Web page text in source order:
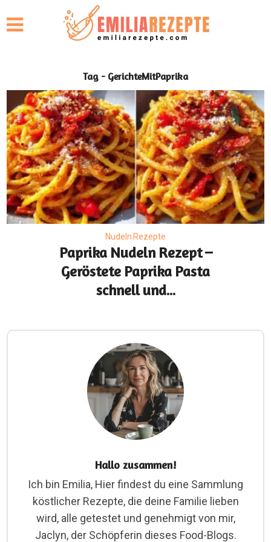
Tag - GerichteMitPaprika
Nudeln Rezepte
Paprika Nudeln Rezept –
Geröstete Paprika Pasta
schnell und...
Hallo zusammen!
Ich bin Emilia, Hier findest du eine Sammlung
köstlicher Rezepte, die deine Familie lieben
wird, alle getestet und genehmigt von mir,
Jaclyn, der Schöpferin dieses Food-Blogs.